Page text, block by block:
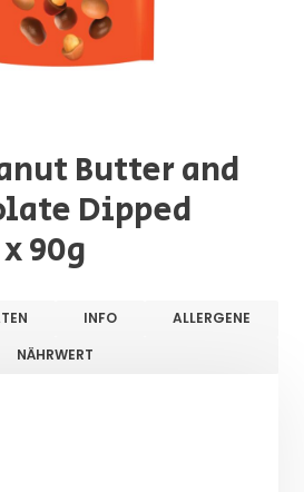
Butter and
Dipped
90g
INFO
ALLERGENE
NÄHRWERT